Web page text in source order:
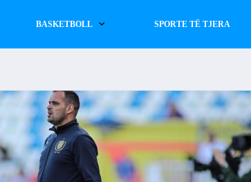
BASKETBOLL SPORTE TË TJERA